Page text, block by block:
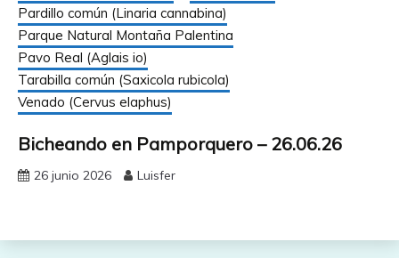
Pardillo común (Linaria cannabina)
Parque Natural Montaña Palentina
Pavo Real (Aglais io)
Tarabilla común (Saxicola rubicola)
Venado (Cervus elaphus)
Bicheando en Pamporquero – 26.06.26
26 junio 2026 Luisfer